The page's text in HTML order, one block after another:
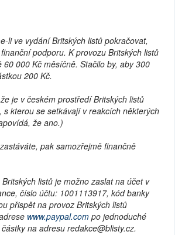
li ve vydání Britských listů pokračovat,
podporu. K provozu Britských listů
000 Kč měsíčně. Stačilo by, aby 300
200 Kč.
je v českém prostředí Britských listů
s kterou se setkávají v reakcích některých
že ano.)
pak samozřejmě finančně
listů je možno zaslat na účet v
číslo účtu: 1001113917, kód banky
přispět na provoz Britských listů
www.paypal.com po jednoduché
na adresu redakce@blisty.cz.